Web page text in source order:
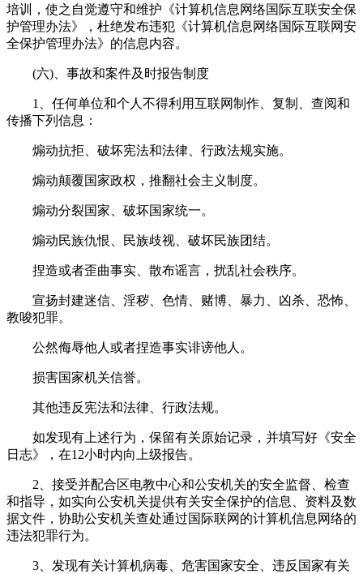
培训，使之自觉遵守和维护《计算机信息网络国际互联安全保
护管理办法》，杜绝发布违犯《计算机信息网络国际互联网安
全保护管理办法》的信息内容。
(六)、事故和案件及时报告制度
1、任何单位和个人不得利用互联网制作、复制、查阅和
传播下列信息：
煽动抗拒、破坏宪法和法律、行政法规实施。
煽动颠覆国家政权，推翻社会主义制度。
煽动分裂国家、破坏国家统一。
煽动民族仇恨、民族歧视、破坏民族团结。
捏造或者歪曲事实、散布谣言，扰乱社会秩序。
宣扬封建迷信、淫秽、色情、赌博、暴力、凶杀、恐怖、
教唆犯罪。
公然侮辱他人或者捏造事实诽谤他人。
损害国家机关信誉。
其他违反宪法和法律、行政法规。
如发现有上述行为，保留有关原始记录，并填写好《安全
日志》，在12小时内向上级报告。
2、接受并配合区电教中心和公安机关的安全监督、检查
和指导，如实向公安机关提供有关安全保护的信息、资料及数
据文件，协助公安机关查处通过国际联网的计算机信息网络的
违法犯罪行为。
3、发现有关计算机病毒、危害国家安全、违反国家有关